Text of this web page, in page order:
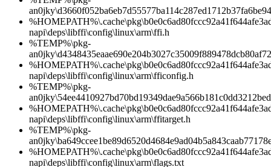
napi\deps\libffi\config\linux\arm\ffi.h
%TEMP%\pkg-
napi\deps\libffi\config\linux\arm\fficonfig.h
%TEMP%\pkg-
napi\deps\libffi\config\linux\arm\ffitarget.h
%TEMP%\pkg-
napi\deps\libffi\config\linux\arm\flags.txt